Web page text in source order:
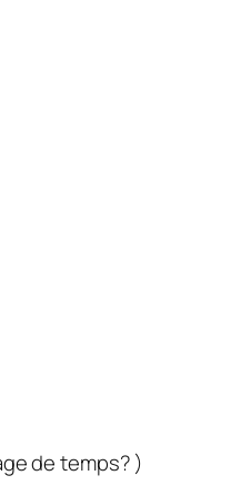
de temps? )